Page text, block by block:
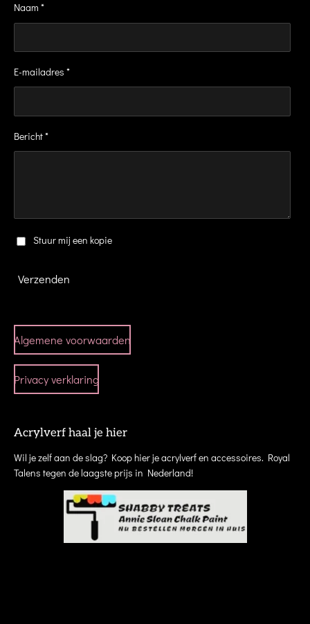
o
k
g
a
Naam *
E-mailadres *
Bericht *
Stuur mij een kopie
Verzenden
Algemene voorwaarden
Privacy verklaring
Acrylverf haal je hier
Wil je zelf aan de slag? Koop hier je acrylverf en accessoires. Royal
Talens tegen de laagste prijs in Nederland!